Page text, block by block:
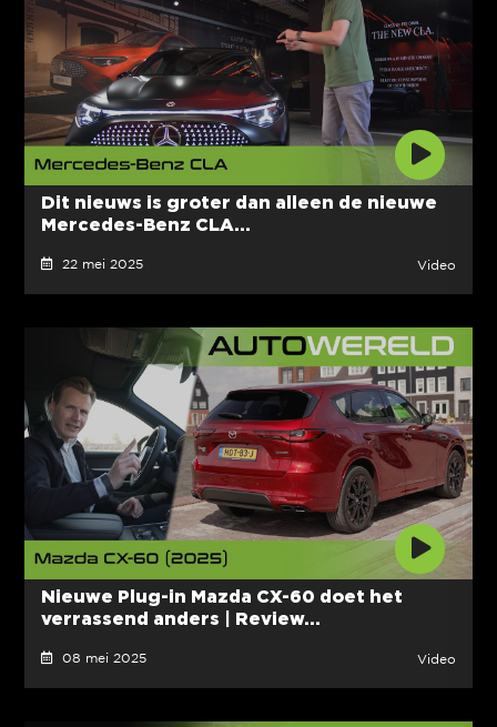
Dit nieuws is groter dan alleen de nieuwe
Mercedes-Benz CLA...
22 mei 2025 Video
Nieuwe Plug-in Mazda CX-60 doet het
verrassend anders | Review...
08 mei 2025 Video